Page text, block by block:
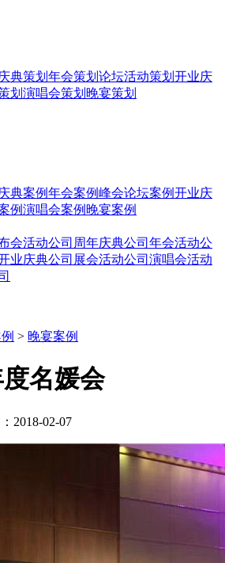
典策划 年会策划 论坛活动策划 开业庆
划 演唱会策划 晚宴策划
典案例年会案例峰会论坛案例开业庆
例演唱会案例 晚宴案例
会活动公司 周年庆典公司 年会活动公
业庆典公司 展会活动公司 演唱会活动
> 晚宴案例
名媛会
2018-02-07